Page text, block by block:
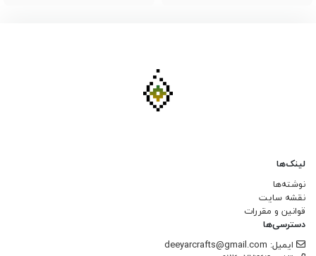
لینک‌ها
نوشته‌ها
نقشه سایت
قوانین و مقررات
دسترسی‌ها
ایمیل: deeyarcrafts@gmail.com